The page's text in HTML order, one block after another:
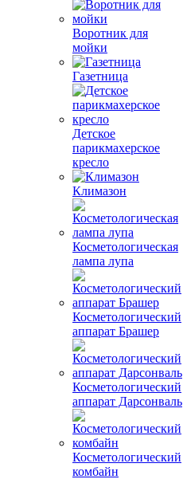
Воротник для
мойки
Газетница
Детское
парикмахерское
кресло
Климазон
Косметологическая
лампа лупа
Косметологический
аппарат Брашер
Косметологический
аппарат Дарсонваль
Косметологический
комбайн